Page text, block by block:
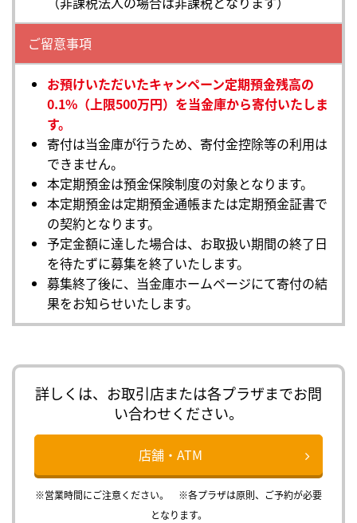
ご留意事項
お預けいただいたキャンペーン定期預金残高の
0.1%（上限500万円）を当金庫から寄付いたしま
す。
寄付は当金庫が行うため、寄付金控除等の利用は
できません。
本定期預金は預金保険制度の対象となります。
本定期預金は定期預金通帳または定期預金証書で
の契約となります。
予定金額に達した場合は、お取扱い期間の終了日
を待たずに募集を終了いたします。
募集終了後に、当金庫ホームページにて寄付の結
果をお知らせいたします。
詳しくは、お取引店または各プラザまでお問
い合わせください。
店舗・ATM
※営業時間にご注意ください。 ※各プラザは原則、ご予約が必要
となります。